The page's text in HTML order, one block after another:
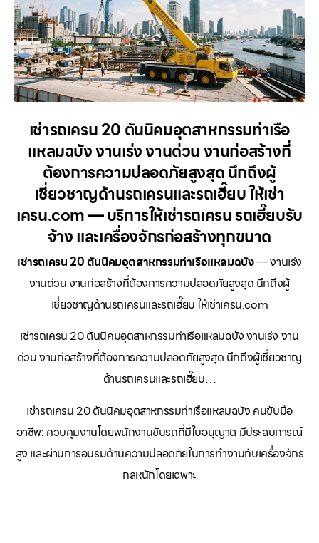
เช่ารถเครน 20 ตันนิคมอุตสาหกรรมท่าเรือ
แหลมฉบัง งานเร่ง งานด่วน งานก่อสร้างที่
ต้องการความปลอดภัยสูงสุด นึกถึงผู้
เชี่ยวชาญด้านรถเครนและรถเฮี๊ยบ ให้เช่า
เครน.com — บริการให้เช่ารถเครน รถเฮี๊ยบรับ
จ้าง และเครื่องจักรก่อสร้างทุกขนาด
เช่ารถเครน 20 ตันนิคมอุตสาหกรรมท่าเรือแหลมฉบัง— งานเร่ง
งานด่วน งานก่อสร้างที่ต้องการความปลอดภัยสูงสุด นึกถึงผู้
เชี่ยวชาญด้านรถเครนและรถเฮี๊ยบ ให้เช่าเครน.com
เช่ารถเครน 20 ตันนิคมอุตสาหกรรมท่าเรือแหลมฉบัง งานเร่ง งาน
ด่วน งานก่อสร้างที่ต้องการความปลอดภัยสูงสุด นึกถึงผู้เชี่ยวชาญ
ด้านรถเครนและรถเฮี๊ยบ…
เช่ารถเครน 20 ตันนิคมอุตสาหกรรมท่าเรือแหลมฉบัง คนขับมือ
อาชีพ: ควบคุมงานโดยพนักงานขับรถที่มีใบอนุญาต มีประสบการณ์
สูง และผ่านการอบรมด้านความปลอดภัยในการทำงานกับเครื่องจักร
กลหนักโดยเฉพาะ